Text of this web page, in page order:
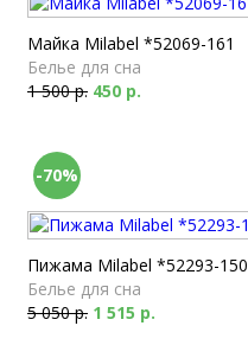
Майка Milabel *52069-161
Белье для сна
1 500 р. 450 р.
-70%
Пижама Milabel *52293-150
Белье для сна
5 050 р. 1 515 р.